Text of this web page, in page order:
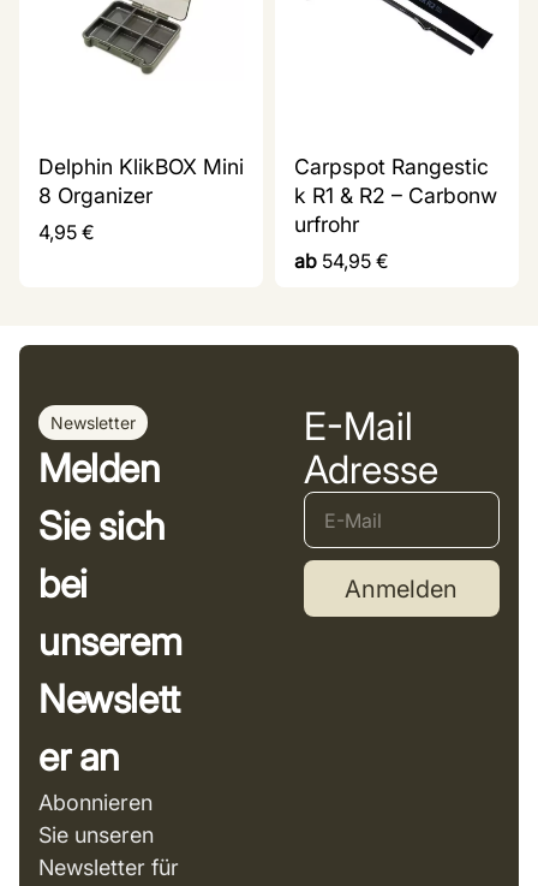
Delphin KlikBOX Mini
8 Organizer
4,95 €
Carpspot Rangestic
k R1 & R2 – Carbonw
urfrohr
ab 54,95 €
Newsletter
Melden
Sie sich
bei
unserem
Newslett
er an
Abonnieren
Sie unseren
Newsletter für
E-Mail
Adresse
Anmelden